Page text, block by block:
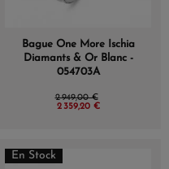
Bague One More Ischia
Diamants & Or Blanc -
054703A
2 949,00 €
2 359,20 €
En Stock